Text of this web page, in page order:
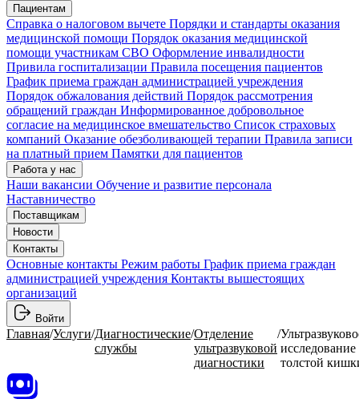
Пациентам
Справка о налоговом вычете Порядки и стандарты оказания
медицинской помощи Порядок оказания медицинской
помощи участникам СВО Оформление инвалидности
Привила госпитализации Правила посещения пациентов
График приема граждан администрацией учреждения
Порядок обжалования действий Порядок рассмотрения
обращений граждан Информированное добровольное
согласие на медицинское вмешательство Список страховых
компаний Оказание обезболивающей терапии Правила записи
на платный прием Памятки для пациентов
Работа у нас
Наши вакансии Обучение и развитие персонала
Наставничество
Поставщикам
Новости
Контакты
Основные контакты Режим работы График приема граждан
администрацией учреждения Контакты вышестоящих
организаций
Войти
Главная/Услуги/Диагностические
службы
/Отделение
ультразвуковой
диагностики
/
исследование
толстой